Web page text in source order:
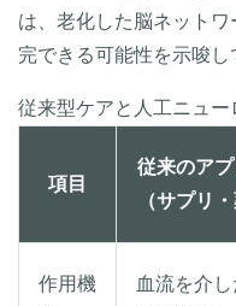
は、老化した脳ネット
完できる可能性を示唆し
従来型ケアと人工ニュ
項目
従来のア
（サプリ・
作用機
血流を介